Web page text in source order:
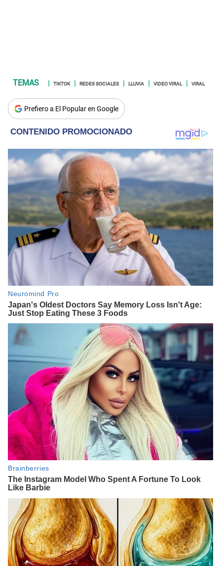
TIKTOK REDES SOCIALES LLUVIA VIDEO VIRAL VIRAL
Prefiero a El Popular en Google